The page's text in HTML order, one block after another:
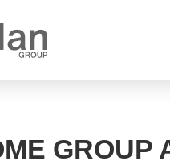
annuelsde carrière
GROUP